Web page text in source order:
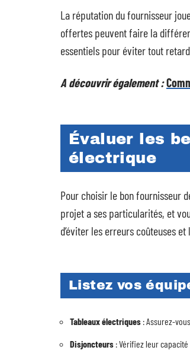
La réputation du fournisseur
offertes peuvent faire la
essentiels pour éviter tout
A découvrir également :
Évaluer les
électrique
Pour choisir le bon fournisseur
projet a ses particularités, et
d’éviter les erreurs coûteuses
Listez vos
Tableaux électriques : Assurez-
Disjoncteurs : Vérifiez leur